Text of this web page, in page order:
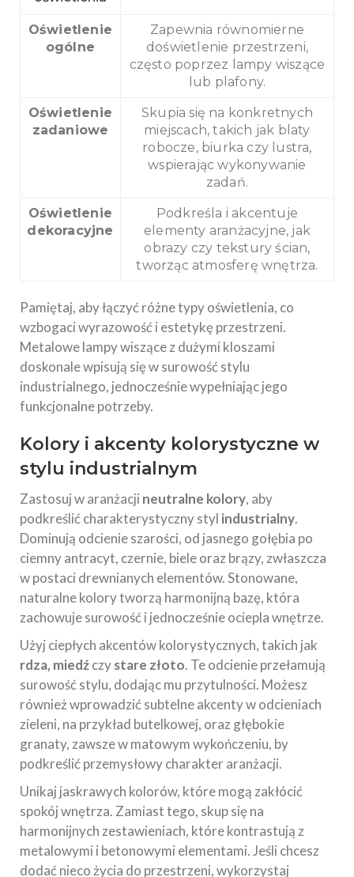
Oświetlenie
ogólne
Zapewnia równomierne
doświetlenie przestrzeni,
często poprzez lampy wiszące
lub plafony.
Oświetlenie
zadaniowe
Skupia się na konkretnych
miejscach, takich jak blaty
robocze, biurka czy lustra,
wspierając wykonywanie
zadań.
Oświetlenie
dekoracyjne
Podkreśla i akcentuje
elementy aranżacyjne, jak
obrazy czy tekstury ścian,
tworząc atmosferę wnętrza.
Pamiętaj, aby łączyć różne typy oświetlenia, co
wzbogaci wyrazowość i estetykę przestrzeni.
Metalowe lampy wiszące z dużymi kloszami
doskonale wpisują się w surowość stylu
industrialnego, jednocześnie wypełniając jego
funkcjonalne potrzeby.
Kolory i akcenty kolorystyczne w
stylu industrialnym
Zastosuj w aranżacji neutralne kolory, aby
podkreślić charakterystyczny styl industrialny.
Dominują odcienie szarości, od jasnego gołębia po
ciemny antracyt, czernie, biele oraz brązy, zwłaszcza
w postaci drewnianych elementów. Stonowane,
naturalne kolory tworzą harmonijną bazę, która
zachowuje surowość i jednocześnie ociepla wnętrze.
Użyj ciepłych akcentów kolorystycznych, takich jak
rdza, miedźczystare złoto. Te odcienie przełamują
surowość stylu, dodając mu przytulności. Możesz
również wprowadzić subtelne akcenty w odcieniach
zieleni, na przykład butelkowej, oraz głębokie
granaty, zawsze w matowym wykończeniu, by
podkreślić przemysłowy charakter aranżacji.
Unikaj jaskrawych kolorów, które mogą zakłócić
spokój wnętrza. Zamiast tego, skup się na
harmonijnych zestawieniach, które kontrastują z
metalowymi i betonowymi elementami. Jeśli chcesz
dodać nieco życia do przestrzeni, wykorzystaj